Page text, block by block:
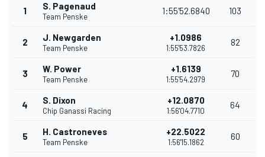
1 S. Pagenaud
Team Penske
1:55'52.6840 103
2 J. Newgarden
Team Penske
+1.0986
1:55'53.7826
82
3 W. Power
Team Penske
+1.6139
1:55'54.2979
70
4 S. Dixon
Chip Ganassi Racing
+12.0870
1:56'04.7710
64
5 H. Castroneves
Team Penske
+22.5022
1:56'15.1862
60